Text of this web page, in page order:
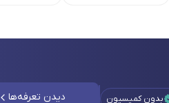
بدون کمیسیون دیدن تعرفه‌ها